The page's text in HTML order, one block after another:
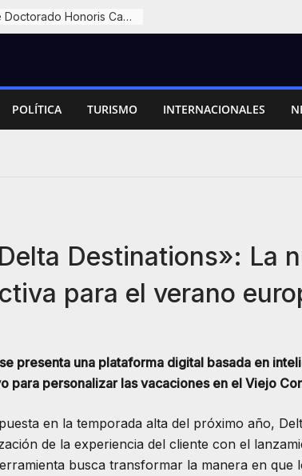
Cali: Javier Milei recibe Doctorado Honoris Causa durante la posesión presidencial en Colombia
POLÍTICA TURISMO INTERNACIONALES
Destinations»: La
para el verano
presenta una plataforma digital basada en
para personalizar las vacaciones en el Viejo
en la temporada alta del próximo año,
de la experiencia del cliente con el
busca transformar la manera en que